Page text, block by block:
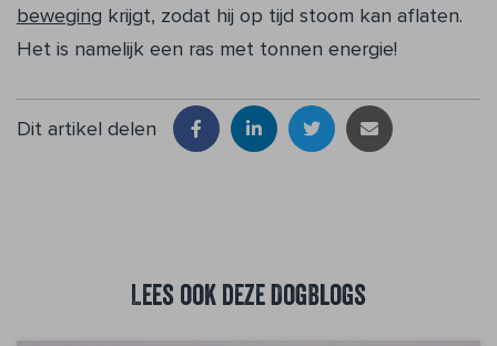
beweging krijgt, zodat hij op tijd stoom kan aflaten.
Het is namelijk een ras met tonnen energie!
Dit artikel delen
Lees ook deze DogBlogs